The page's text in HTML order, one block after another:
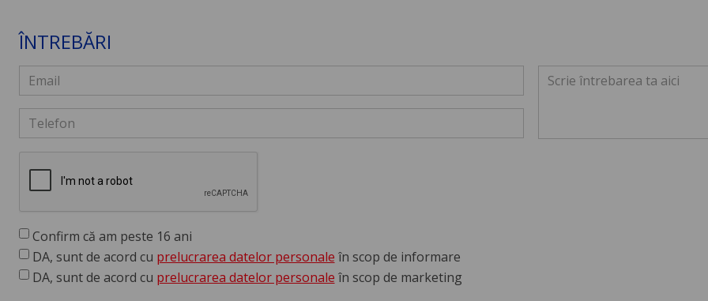
ÎNTREBĂRI
Confirm că am peste 16 ani
DA, sunt de acord cu prelucrarea datelor personale în scop de informare
DA, sunt de acord cu prelucrarea datelor personale în scop de marketing